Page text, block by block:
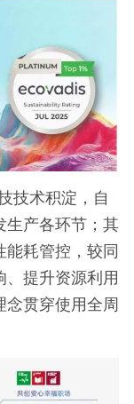
技术积淀，自
生产各环节；其
耗管控，较同
提升资源利用
贯穿使用全周